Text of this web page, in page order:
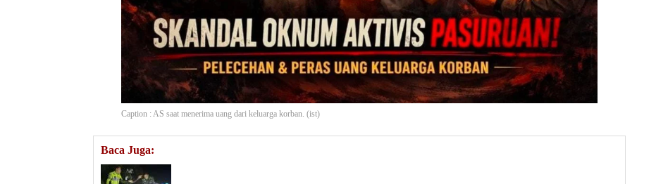
Caption : AS saat menerima uang dari keluarga korban. (ist)
Baca Juga: